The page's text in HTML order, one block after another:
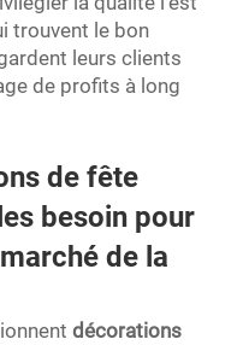
trouvent le bon
leurs clients
de profits à long
de fête
besoin pour
de la
décorations